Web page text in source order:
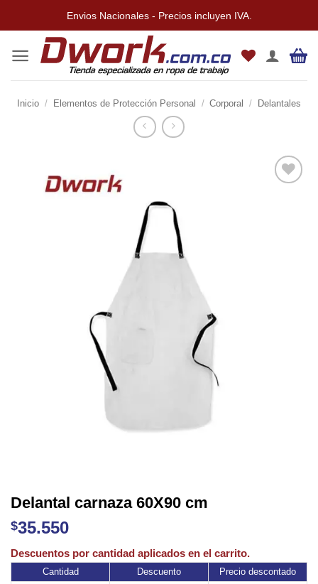
contenido
Envios Nacionales - Precios incluyen IVA.
Inicio / Elementos de Protección Personal / Corporal / Delantales
Delantal carnaza 60X90 cm
$35.550
Cantidad Descuento
Precio descontado